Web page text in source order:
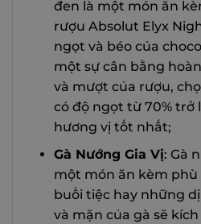
đen là một món ăn
rượu Absolut Elyx
ngọt và béo của
một sự cân bằng
và mượt của rượu,
có độ ngọt từ 70% trở
hương vị tốt nhất;
Gà Nướng Gia Vị: Gà
một món ăn kèm
buổi tiệc hay những
và mặn của gà sẽ